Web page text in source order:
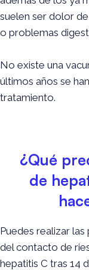
suelen ser dolor
o problemas
No existe una
últimos años se
tratamiento.
¿Qué
de
Puedes realizar
del contacto de
hepatitis C tras 14